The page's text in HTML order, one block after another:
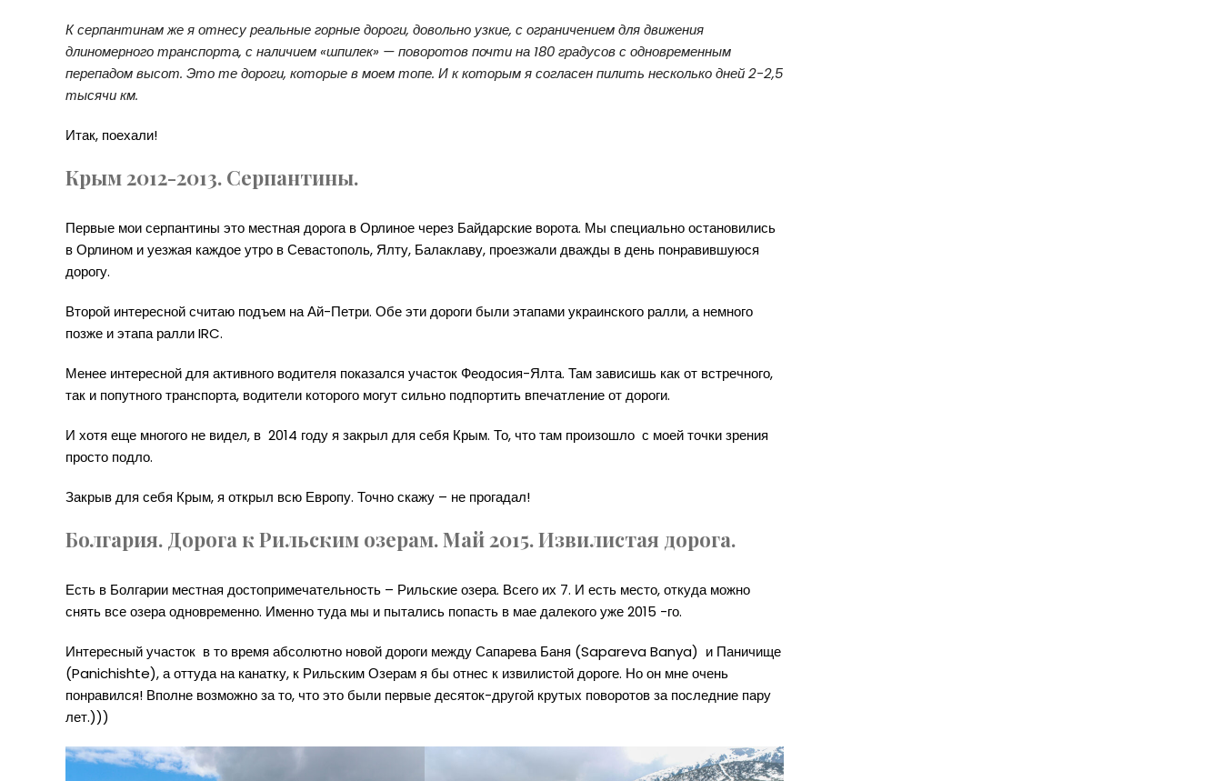
К серпантинам же я отнесу реальные горные дороги, довольно узкие, с ограничением для движения
длиномерного транспорта, с наличием «шпилек» — поворотов почти на 180 градусов с одновременным
перепадом высот. Это те дороги, которые в моем топе. И к которым я согласен пилить несколько дней 2-2,5
тысячи км.
Итак, поехали!
Крым 2012-2013. Серпантины.
Первые мои серпантины это местная дорога в Орлиное через Байдарские ворота. Мы специально остановились
в Орлином и уезжая каждое утро в Севастополь, Ялту, Балаклаву, проезжали дважды в день понравившуюся
дорогу.
Второй интересной считаю подъем на Ай-Петри. Обе эти дороги были этапами украинского ралли, а немного
позже и этапа ралли IRC.
Менее интересной для активного водителя показался участок Феодосия-Ялта. Там зависишь как от встречного,
так и попутного транспорта, водители которого могут сильно подпортить впечатление от дороги.
И хотя еще многого не видел, в 2014 году я закрыл для себя Крым. То, что там произошло с моей точки зрения
просто подло.
Закрыв для себя Крым, я открыл всю Европу. Точно скажу – не прогадал!
Болгария. Дорога к Рильским озерам. Май 2015. Извилистая дорога.
Есть в Болгарии местная достопримечательность – Рильские озера. Всего их 7. И есть место, откуда можно
снять все озера одновременно. Именно туда мы и пытались попасть в мае далекого уже 2015 -го.
Интересный участок в то время абсолютно новой дороги между Сапарева Баня (Sapareva Banya) и Паничище
(Panichishte), а оттуда на канатку, к Рильским Озерам я бы отнес к извилистой дороге. Но он мне очень
понравился! Вполне возможно за то, что это были первые десяток-другой крутых поворотов за последние пару
лет.)))